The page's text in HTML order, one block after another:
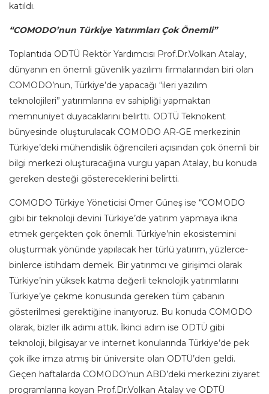
katıldı.
“COMODO’nun Türkiye Yatırımları Çok Önemli”
Toplantıda ODTÜ Rektör Yardımcısı Prof.Dr.Volkan Atalay,
dünyanın en önemli güvenlik yazılımı firmalarından biri olan
COMODO’nun, Türkiye’de yapacağı “ileri yazılım
teknolojileri” yatırımlarına ev sahipliği yapmaktan
memnuniyet duyacaklarını belirtti. ODTÜ Teknokent
bünyesinde oluşturulacak COMODO AR-GE merkezinin
Türkiye’deki mühendislik öğrencileri açısından çok önemli bir
bilgi merkezi oluşturacağına vurgu yapan Atalay, bu konuda
gereken desteği göstereceklerini belirtti.
COMODO Türkiye Yöneticisi Ömer Güneş ise “COMODO
gibi bir teknoloji devini Türkiye’de yatırım yapmaya ikna
etmek gerçekten çok önemli. Türkiye’nin ekosistemini
oluşturmak yönünde yapılacak her türlü yatırım, yüzlerce-
binlerce istihdam demek. Bir yatırımcı ve girişimci olarak
Türkiye’nin yüksek katma değerli teknolojik yatırımlarını
Türkiye’ye çekme konusunda gereken tüm çabanın
gösterilmesi gerektiğine inanıyoruz. Bu konuda COMODO
olarak, bizler ilk adımı attık. İkinci adım ise ODTÜ gibi
teknoloji, bilgisayar ve internet konularında Türkiye’de pek
çok ilke imza atmış bir üniversite olan ODTÜ’den geldi.
Geçen haftalarda COMODO’nun ABD’deki merkezini ziyaret
programlarına koyan Prof.Dr.Volkan Atalay ve ODTÜ